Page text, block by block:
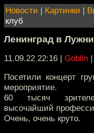
Новости | Картинки |
клуб
Ленинград в
11.09.22 22:16 | Goblin |
Посетили концерт
мероприятие.
60 тысяч
высочайший
Очень, очень круто.